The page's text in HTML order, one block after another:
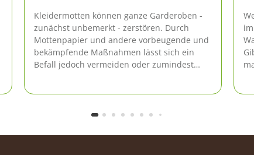
Kleidermotten können ganze Garderoben -
zunächst unbemerkt - zerstören. Durch
Mottenpapier und andere vorbeugende und
bekämpfende Maßnahmen lässt sich ein
Befall jedoch vermeiden oder zumindest